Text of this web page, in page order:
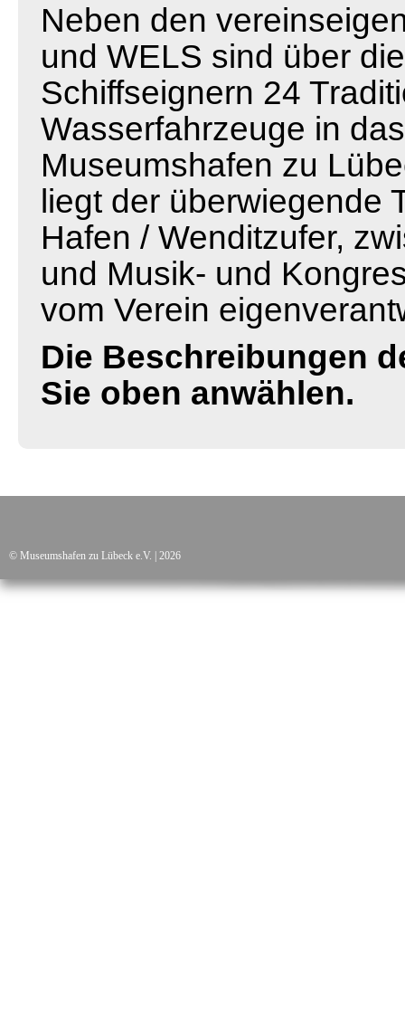
Neben den
und WELS sind über
Schiffseignern 24
Wasserfahrzeuge in
Museumshafen zu
liegt der überwiegende
Hafen / Wenditzufer,
und Musik- und
vom Verein
Die Beschreibungen
Sie oben anwählen.
© Museumshafen zu Lübeck e.V. | 2026